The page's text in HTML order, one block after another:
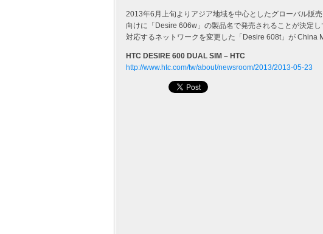
2013年6月上旬よりアジア地域を中心としたグローバル販
向けに「Desire 606w」の製品名で発売されることが決定
対応するネットワークを変更した「Desire 608t」が China
HTC DESIRE 600 DUAL SIM – HTC
http://www.htc.com/tw/about/newsroom/2013/2013-05-23